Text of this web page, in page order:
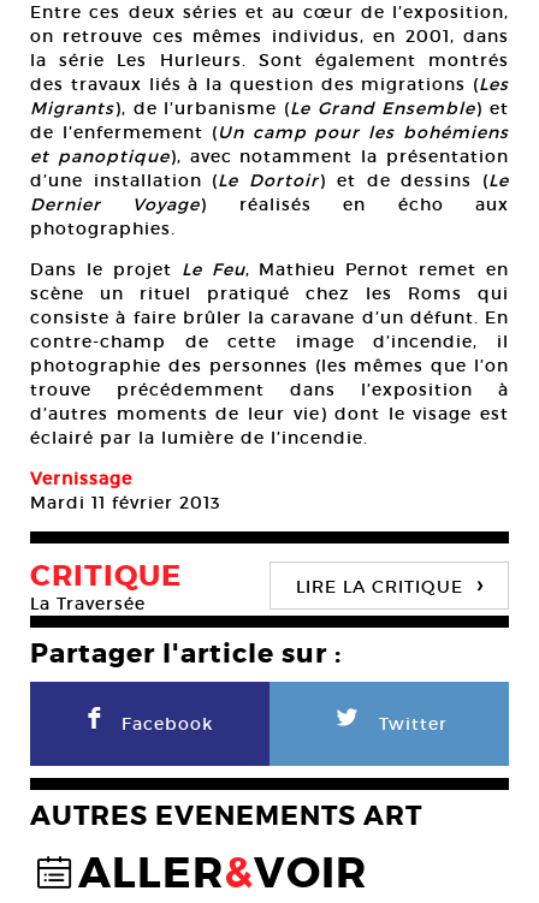
Entre ces deux séries et au cœur de l’exposition,
on retrouve ces mêmes individus, en 2001, dans
la série Les Hurleurs. Sont également montrés
des travaux liés à la question des migrations (Les
Migrants), de l’urbanisme (Le Grand Ensemble) et
de l’enfermement (Un camp pour les bohémiens
et panoptique), avec notamment la présentation
d’une installation (Le Dortoir) et de dessins (Le
Dernier Voyage) réalisés en écho aux
photographies.
Dans le projet Le Feu, Mathieu Pernot remet en
scène un rituel pratiqué chez les Roms qui
consiste à faire brûler la caravane d’un défunt. En
contre-champ de cette image d’incendie, il
photographie des personnes (les mêmes que l’on
trouve précédemment dans l’exposition à
d’autres moments de leur vie) dont le visage est
éclairé par la lumière de l’incendie.
Vernissage
Mardi 11 février 2013
CRITIQUE
La Traversée
LIRE LA CRITIQUE ›
Partager l'article sur :
F Facebook L Twitter
AUTRES EVENEMENTS ART
@ALLER&VOIR